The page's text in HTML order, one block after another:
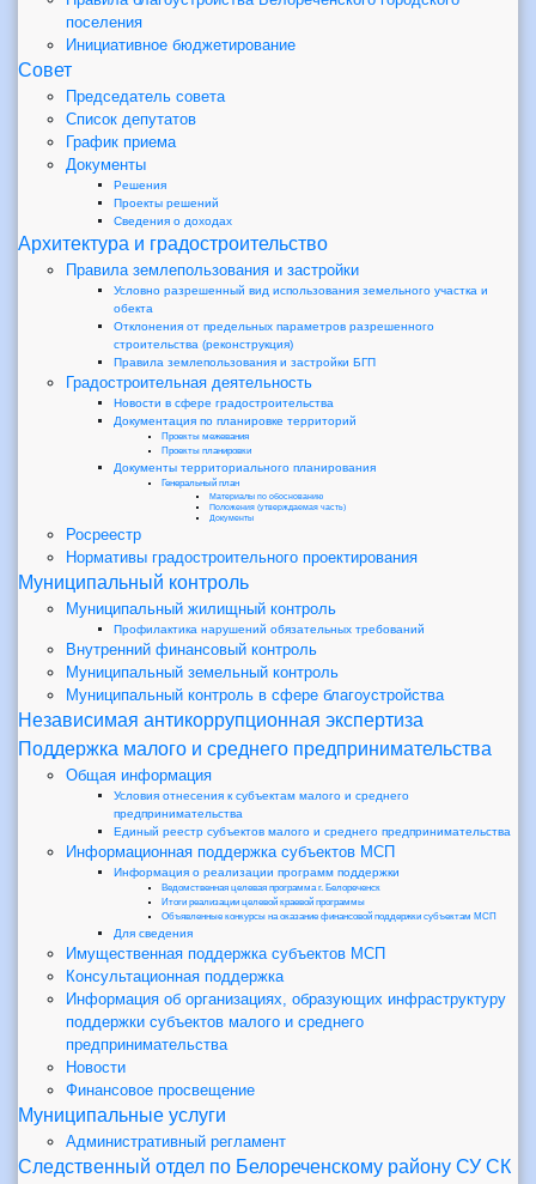
поселения
Инициативное бюджетирование
Совет
Председатель совета
Список депутатов
График приема
Документы
Решения
Проекты решений
Сведения о доходах
Архитектура и градостроительство
Правила землепользования и застройки
Условно разрешенный вид использования земельного участка и
обекта
Отклонения от предельных параметров разрешенного
строительства (реконструкция)
Правила землепользования и застройки БГП
Градостроительная деятельность
Новости в сфере градостроительства
Документация по планировке территорий
Проекты межевания
Проекты планировки
Документы территориального планирования
Генеральный план
Материалы по обоснованию
Положения (утверждаемая часть)
Документы
Росреестр
Нормативы градостроительного проектирования
Муниципальный контроль
Муниципальный жилищный контроль
Профилактика нарушений обязательных требований
Внутренний финансовый контроль
Муниципальный земельный контроль
Муниципальный контроль в сфере благоустройства
Независимая антикоррупционная экспертиза
Поддержка малого и среднего предпринимательства
Общая информация
Условия отнесения к субъектам малого и среднего
предпринимательства
Единый реестр субъектов малого и среднего предпринимательства
Информационная поддержка субъектов МСП
Информация о реализации программ поддержки
Ведомственная целевая программа г. Белореченск
Итоги реализации целевой краевой программы
Объявленные конкурсы на оказание финансовой поддержки субъектам МСП
Для сведения
Имущественная поддержка субъектов МСП
Консультационная поддержка
Информация об организациях, образующих инфраструктуру
поддержки субъектов малого и среднего
предпринимательства
Новости
Финансовое просвещение
Муниципальные услуги
Административный регламент
Следственный отдел по Белореченскому району СУ СК